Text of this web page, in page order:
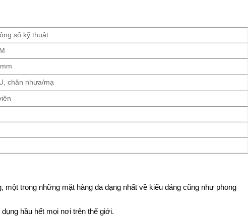
số kỹ thuật
chân nhựa/mạ
trong những mặt hàng đa dạng nhất về kiểu dáng cũng như phong
hầu hết mọi nơi trên thế giới.